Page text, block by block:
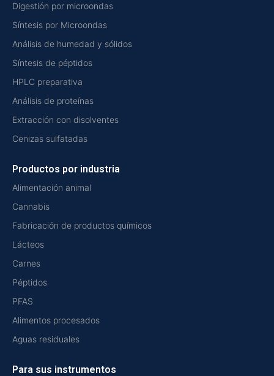
Digestión por microondas
Síntesis por Microondas
Análisis de humedad y sólidos
Síntesis de péptidos
HPLC preparativa
Análisis de proteínas
Extracción con disolventes
Cenizas sulfatadas
Productos por industria
Alimentación animal
Cannabis
Fabricación de productos químicos
Lácteos
Carnes
Péptidos
PFAS
Alimentos procesados
Aguas residuales
Para sus instrumentos